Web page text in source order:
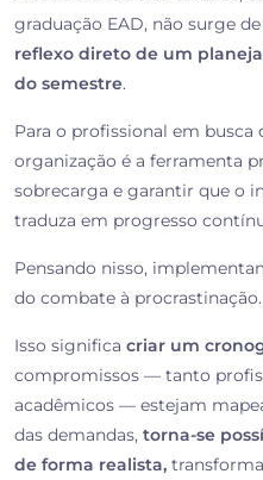
graduação EAD, não surge
reflexo direto de um
do semestre.
Para o profissional em busca
organização é a ferramenta
sobrecarga e garantir que o
traduza em progresso
Pensando nisso,
do combate à procrastinação.
Isso significa criar um
compromissos — tanto
acadêmicos — estejam
das demandas, torna-se
de forma realista,